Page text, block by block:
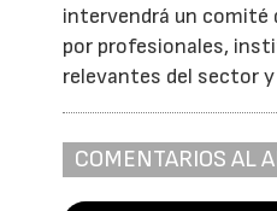
intervendrá un comité
por profesionales,
relevantes del sector
COMENTARIOS AL